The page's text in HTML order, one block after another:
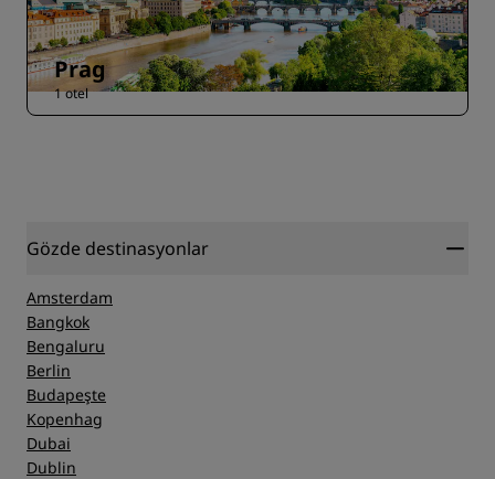
Prag
1 otel
Gözde destinasyonlar
Amsterdam
Bangkok
Bengaluru
Berlin
Budapeşte
Kopenhag
Dubai
Dublin